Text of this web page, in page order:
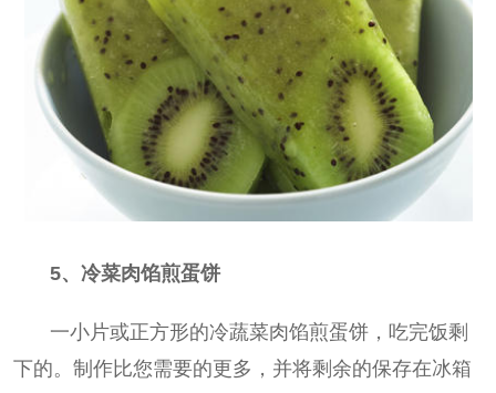
5、冷菜肉馅煎蛋饼
一小片或正方形的冷蔬菜肉馅煎蛋饼，吃完饭剩
下的。制作比您需要的更多，并将剩余的保存在冰箱